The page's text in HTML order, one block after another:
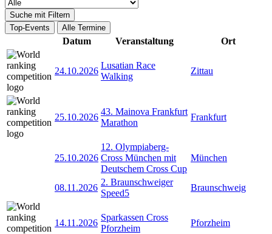
Suche mit Filtern
Top-Events
Alle Termine
Datum Veranstaltung Ort
24.10.2026
Lusatian Race
Walking
Zittau
25.10.2026
43. Mainova Frankfurt
Marathon
Frankfurt
25.10.2026
12. Olympiaberg-
Cross München mit
Deutschem Cross Cup
München
08.11.2026
2. Braunschweiger
Speed5
Braunschweig
14.11.2026
Sparkassen Cross
Pforzheim
Pforzheim